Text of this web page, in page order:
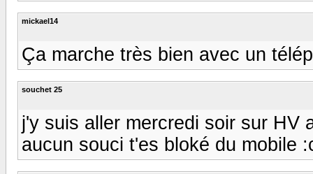
mickael14
Ça marche très bien avec un
souchet 25
j'y suis aller mercredi soir sur HV
aucun souci t'es bloké du mobile